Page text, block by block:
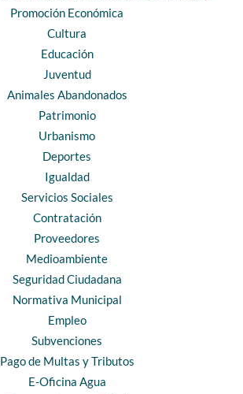
Promoción Económica
Cultura
Educación
Juventud
Animales Abandonados
Patrimonio
Urbanismo
Deportes
Igualdad
Servicios Sociales
Contratación
Proveedores
Medioambiente
Seguridad Ciudadana
Normativa Municipal
Empleo
Subvenciones
Pago de Multas y Tributos
E-Oficina Agua